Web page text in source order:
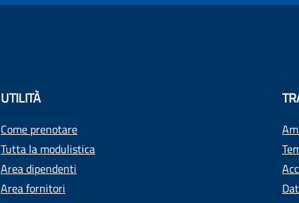
UTILITÀ
Come prenotare
Tutta la modulistica
Area dipendenti
Area fornitori